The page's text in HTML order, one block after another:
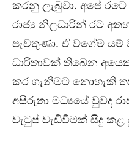
කරනු ලැබුවා. අපේ
රාජ්‍ය නිලධාරින් රට
පැවතුණා. ඒ වගේම යම්
ධාරිතාවක් තිබෙන
කර ගැනීමට නොහැකි
අසීරුතා මධ්‍යයේ වුවද
වැටුප් වැඩිවීමක් සිදු